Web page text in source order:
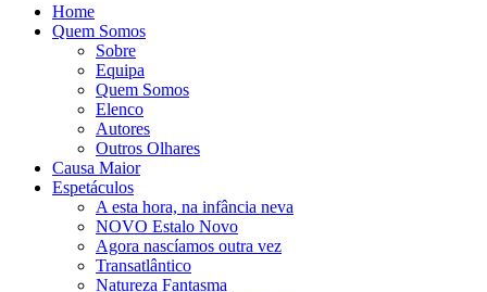
Home
Quem Somos
Sobre
Equipa
Quem Somos
Elenco
Autores
Outros Olhares
Causa Maior
Espetáculos
A esta hora, na infância neva
NOVO Estalo Novo
Agora nascíamos outra vez
Transatlântico
Natureza Fantasma